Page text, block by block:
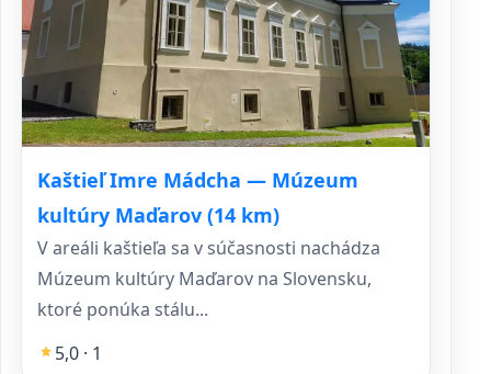
Kaštieľ Imre Mádcha — Múzeum
kultúry Maďarov (14 km)
V areáli kaštieľa sa v súčasnosti nachádza
Múzeum kultúry Maďarov na Slovensku,
ktoré ponúka stálu...
5,0 · 1